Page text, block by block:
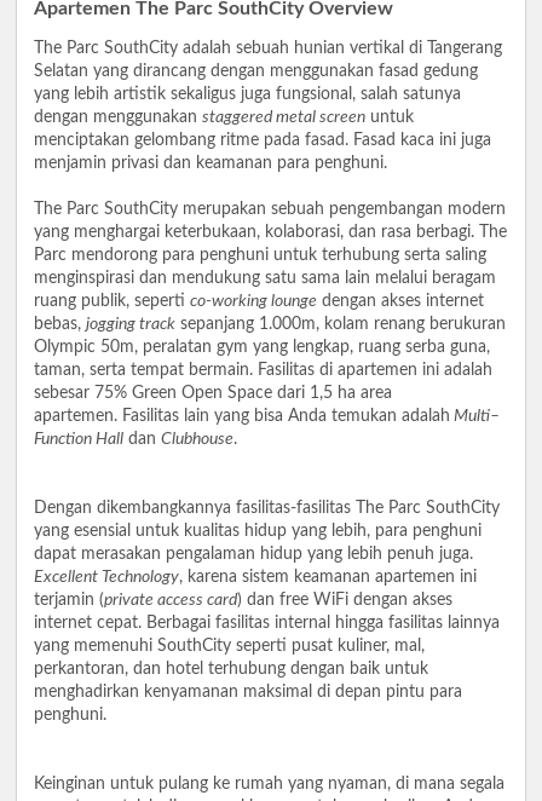
Apartemen The Parc SouthCity Overview
The Parc SouthCity adalah sebuah hunian vertikal di Tangerang
Selatan yang dirancang dengan menggunakan fasad gedung
yang lebih artistik sekaligus juga fungsional, salah satunya
dengan menggunakan staggered metal screen untuk
menciptakan gelombang ritme pada fasad. Fasad kaca ini juga
menjamin privasi dan keamanan para penghuni.
The Parc SouthCity merupakan sebuah pengembangan modern
yang menghargai keterbukaan, kolaborasi, dan rasa berbagi. The
Parc mendorong para penghuni untuk terhubung serta saling
menginspirasi dan mendukung satu sama lain melalui beragam
ruang publik, seperti co-working lounge dengan akses internet
bebas, jogging track sepanjang 1.000m, kolam renang berukuran
Olympic 50m, peralatan gym yang lengkap, ruang serba guna,
taman, serta tempat bermain. Fasilitas di apartemen ini adalah
sebesar 75% Green Open Space dari 1,5 ha area
apartemen. Fasilitas lain yang bisa Anda temukan adalah Multi–
Function Hall dan Clubhouse.
Dengan dikembangkannya fasilitas-fasilitas The Parc SouthCity
yang esensial untuk kualitas hidup yang lebih, para penghuni
dapat merasakan pengalaman hidup yang lebih penuh juga.
Excellent Technology, karena sistem keamanan apartemen ini
terjamin (private access card) dan free WiFi dengan akses
internet cepat. Berbagai fasilitas internal hingga fasilitas lainnya
yang memenuhi SouthCity seperti pusat kuliner, mal,
perkantoran, dan hotel terhubung dengan baik untuk
menghadirkan kenyamanan maksimal di depan pintu para
penghuni.
Keinginan untuk pulang ke rumah yang nyaman, di mana segala